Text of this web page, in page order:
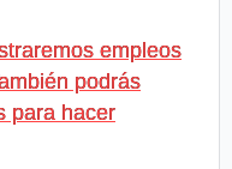
empleos
podrás
para hacer